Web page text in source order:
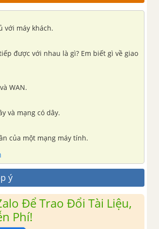
với máy khách.
được với nhau là gì? Em biết gì về giao
WAN.
và mạng có dây.
của một mạng máy tính.
ý
Để Trao Đổi Tài Liệu,
Phí!